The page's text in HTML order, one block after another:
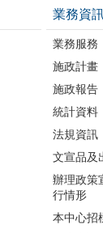
業務資
業務服務
施政計畫
施政報告
統計資料
法規資訊
文宣品及
辦理政策
行情形
本中心招